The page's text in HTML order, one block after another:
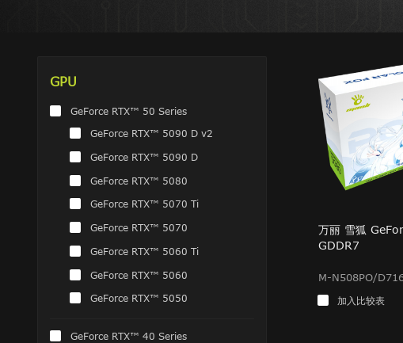
GPU
GeForce RTX™ 50 Series
GeForce RTX™ 5090 D v2
GeForce RTX™ 5090 D
GeForce RTX™ 5080
GeForce RTX™ 5070 Ti
GeForce RTX™ 5070
GeForce RTX™ 5060 Ti
GeForce RTX™ 5060
GeForce RTX™ 5050
GeForce RTX™ 40 Series
万丽 雪狐
GDDR7
M-N508PO/
加入比较表